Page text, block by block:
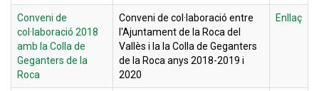
Conveni de
col·laboració 2018
amb la Colla de
Geganters de la
Roca
Conveni de col·laboració entre
l'Ajuntament de la Roca del
Vallès i la la Colla de Geganters
de la Roca anys 2018-2019 i
2020
Enllaç